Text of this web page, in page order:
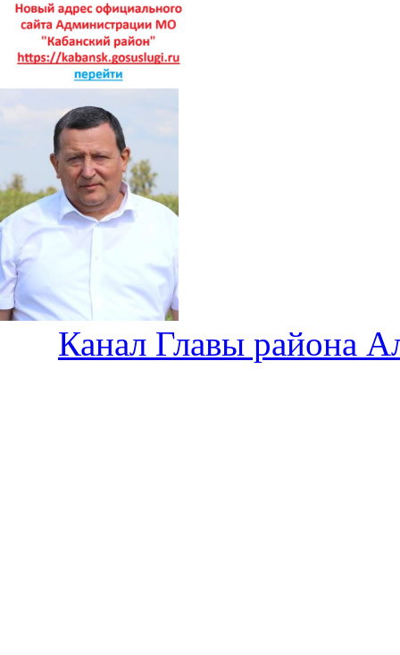
Канал Главы района